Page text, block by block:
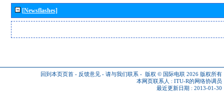
[Newsflashes]
回到本页页首 - 反馈意见 - 请与我们联系 - 版权 © 国际电联 2026 版权所有
本网页联系人 : ITU-R的网络协调员
最近更新日期 : 2013-01-30